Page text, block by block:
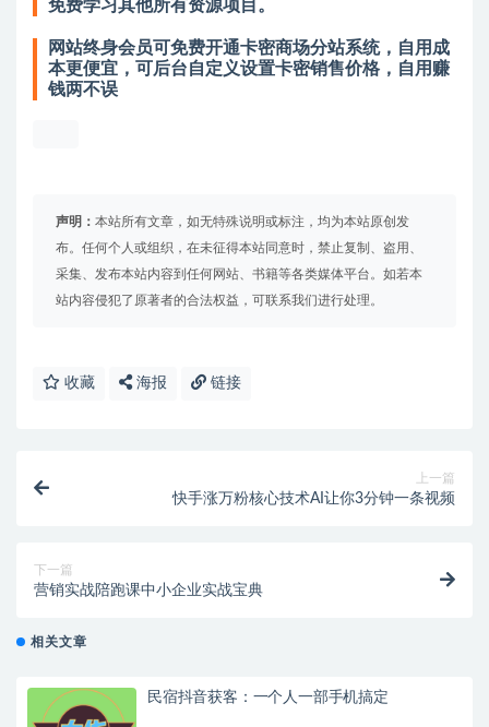
免费学习其他所有资源项目。
网站终身会员可免费开通卡密商场分站系统，自用成
本更便宜，可后台自定义设置卡密销售价格，自用赚
钱两不误
声明： 本站所有文章，如无特殊说明或标注，均为本站原创发
布。任何个人或组织，在未征得本站同意时，禁止复制、盗用、
采集、发布本站内容到任何网站、书籍等各类媒体平台。如若本
站内容侵犯了原著者的合法权益，可联系我们进行处理。
收藏 海报 链接
上一篇
快手涨万粉核心技术AI让你3分钟一条视频
下一篇
营销实战陪跑课中小企业实战宝典
相关文章
民宿抖音获客：一个人一部手机搞定